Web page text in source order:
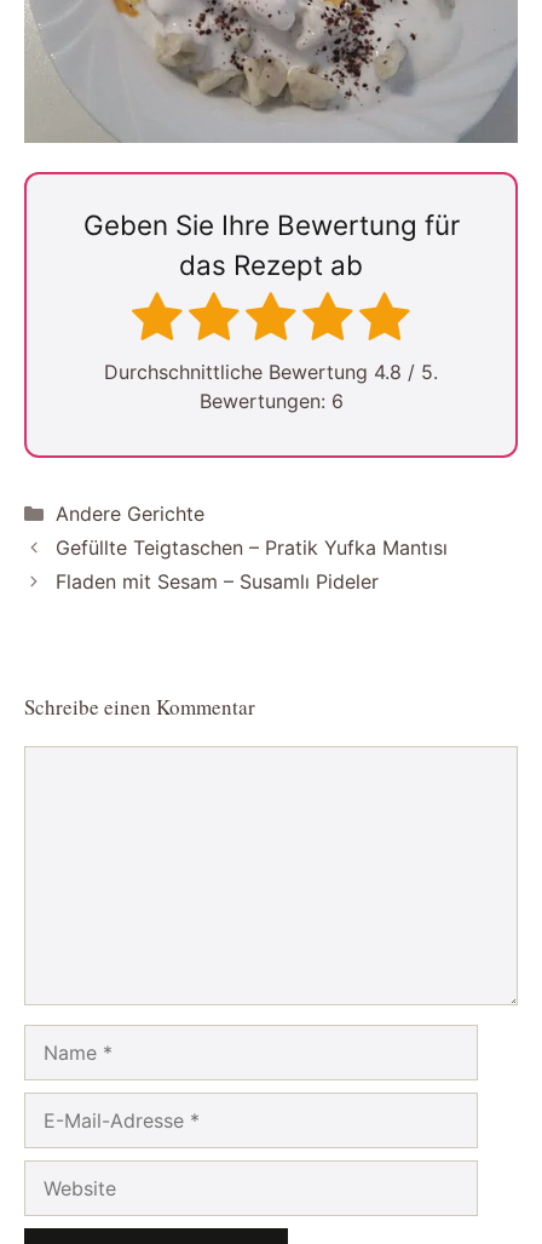
Geben Sie Ihre Bewertung für
das Rezept ab
Durchschnittliche Bewertung 4.8 / 5.
Bewertungen: 6
Kategorien
Andere Gerichte
Gefüllte Teigtaschen – Pratik Yufka Mantısı
Fladen mit Sesam – Susamlı Pideler
Schreibe einen Kommentar
Mail-
Adresse